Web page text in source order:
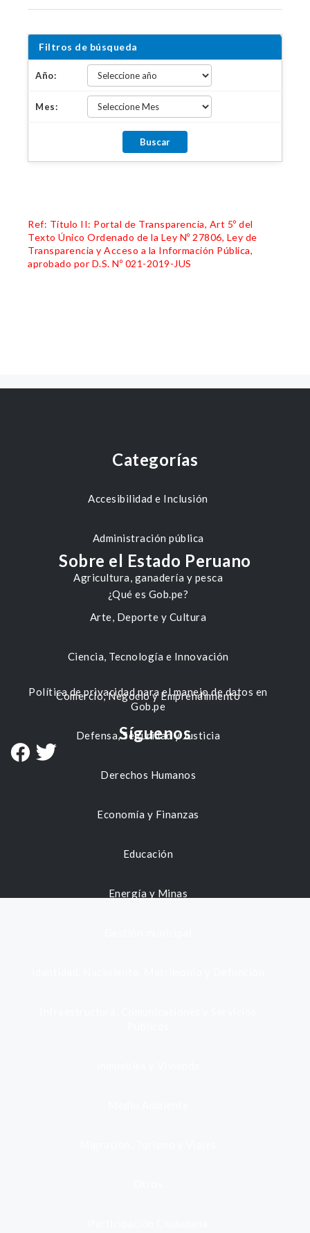
Filtros de búsqueda
Año:
Mes:
Ref: Título II: Portal de Transparencia, Art 5º del
Texto Único Ordenado de la Ley Nº 27806, Ley de
Transparencia y Acceso a la Información Pública,
aprobado por D.S. Nº 021-2019-JUS
Categorías
Accesibilidad e Inclusión
Administración pública
Agricultura, ganadería y pesca
Arte, Deporte y Cultura
Ciencia, Tecnología e Innovación
Comercio, Negocio y Emprendimiento
Defensa, Seguridad y Justicia
Derechos Humanos
Economía y Finanzas
Educación
Energía y Minas
Sobre el Estado Peruano
¿Qué es Gob.pe?
Política de privacidad para el manejo de datos en
Gob.pe
Síguenos